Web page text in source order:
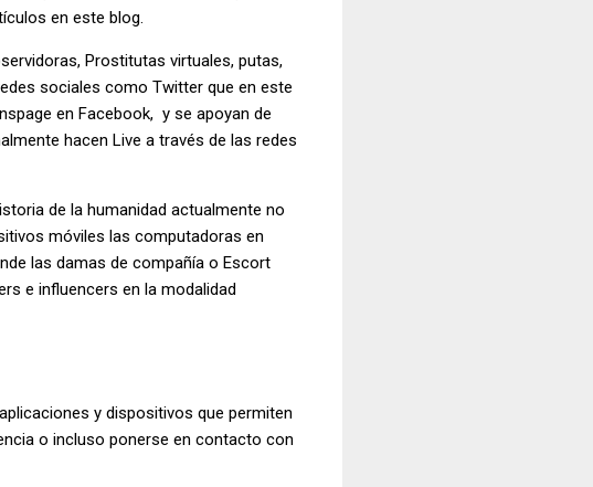
en este blog.
Prostitutas virtuales, putas,
sociales como Twitter que en este
en Facebook, y se apoyan de
hacen Live a través de las redes
de la humanidad actualmente no
móviles las computadoras en
las damas de compañía o Escort
e influencers en la modalidad
y dispositivos que permiten
o incluso ponerse en contacto con